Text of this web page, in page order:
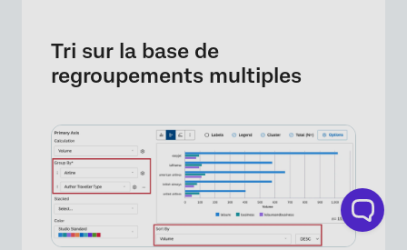
Tri sur la base de
regroupements multiples